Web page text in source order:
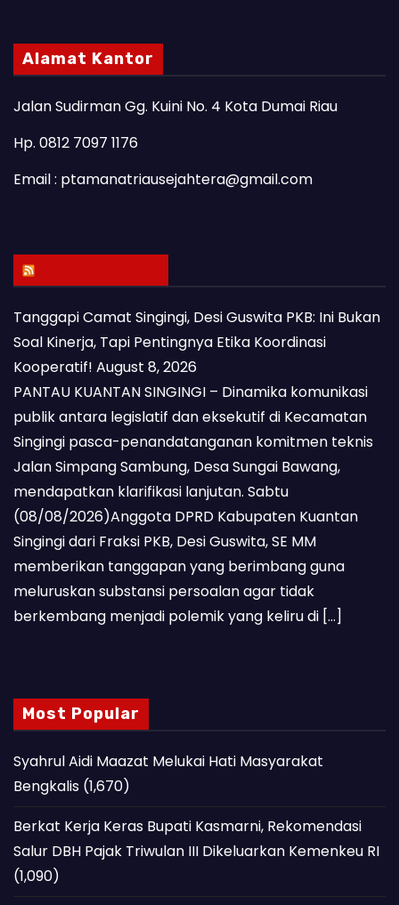
Alamat Kantor
Jalan Sudirman Gg. Kuini No. 4 Kota Dumai Riau
Hp. 0812 7097 1176
Email : ptamanatriausejahtera@gmail.com
Tanggapi Camat Singingi, Desi Guswita PKB: Ini Bukan
Soal Kinerja, Tapi Pentingnya Etika Koordinasi
Kooperatif! August 8, 2026
PANTAU KUANTAN SINGINGI – Dinamika komunikasi
publik antara legislatif dan eksekutif di Kecamatan
Singingi pasca-penandatanganan komitmen teknis
Jalan Simpang Sambung, Desa Sungai Bawang,
mendapatkan klarifikasi lanjutan. Sabtu
(08/08/2026)Anggota DPRD Kabupaten Kuantan
Singingi dari Fraksi PKB, Desi Guswita, SE MM
memberikan tanggapan yang berimbang guna
meluruskan substansi persoalan agar tidak
berkembang menjadi polemik yang keliru di […]
Most Popular
Syahrul Aidi Maazat Melukai Hati Masyarakat
Bengkalis (1,670)
Berkat Kerja Keras Bupati Kasmarni, Rekomendasi
Salur DBH Pajak Triwulan III Dikeluarkan Kemenkeu RI
(1,090)